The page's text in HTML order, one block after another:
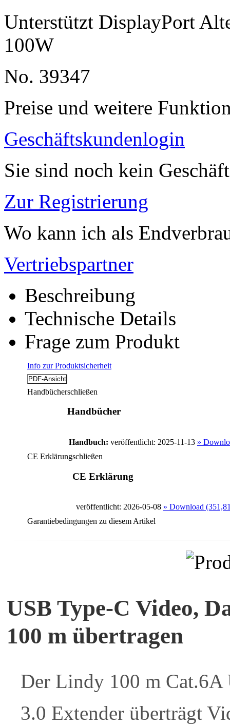
Unterstützt DisplayPort
100W
No. 39347
Preise und weitere
Geschäftskundenlogin
Sie sind noch kein
Zur Registrierung
Wo kann ich als
Vertriebspartner
Beschreibung
Technische Details
Frage zum Produkt
Info zur Produktsicherheit
Handbücherschließen
Handbücher
Handbuch: veröffentlicht: 2025-11-13 »
CE Erklärungschließen
CE Erklärung
veröffentlicht: 2026-05-08 » Download
Garantiebedingungen zu diesem Artikel
USB Type-C Video,
100 m übertragen
Der Lindy 100 m
3.0 Extender überträgt